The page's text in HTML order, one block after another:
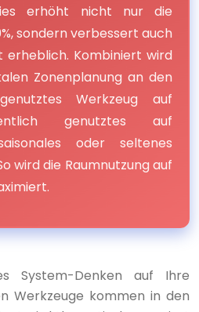
erhöht nicht nur die
sondern verbessert auch
erheblich. Kombiniert wird
Zonenplanung an den
Werkzeug auf
genutztes auf
oder seltenes
wird die Raumnutzung auf
System-Denken auf Ihre
Werkzeuge kommen in den